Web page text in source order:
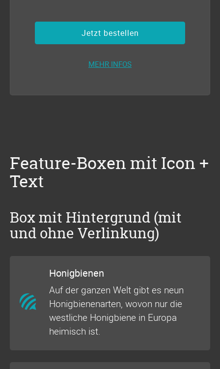
Jetzt bestellen
MEHR INFOS
Feature-Boxen mit Icon +
Text
Box mit Hintergrund (mit
und ohne Verlinkung)
Honigbienen
Auf der ganzen Welt gibt es neun
Honigbienenarten, wovon nur die
westliche Honigbiene in Europa
heimisch ist.